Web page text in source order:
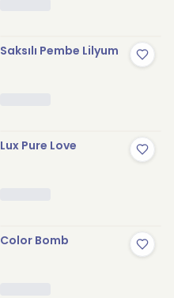
Saksılı Pembe Lilyum
Lux Pure Love
Color Bomb